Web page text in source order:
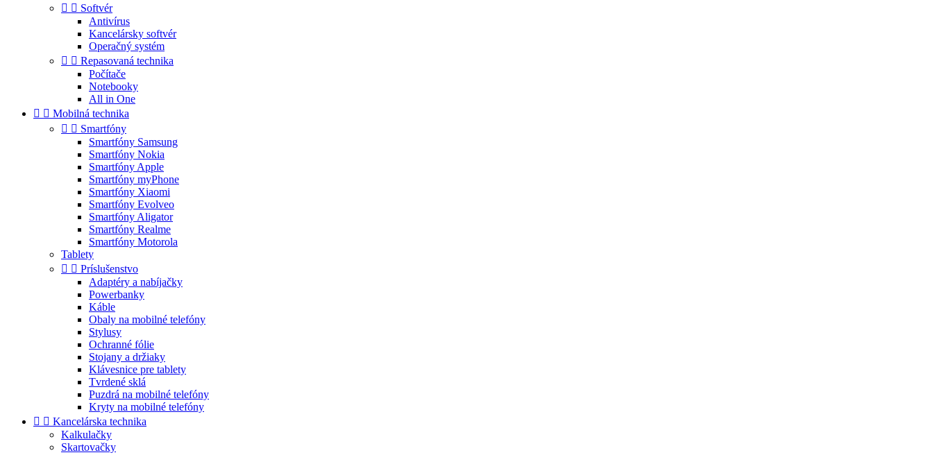
  Softvér
Antivírus
Kancelársky softvér
Operačný systém
  Repasovaná technika
Počítače
Notebooky
All in One
  Mobilná technika
  Smartfóny
Smartfóny Samsung
Smartfóny Nokia
Smartfóny Apple
Smartfóny myPhone
Smartfóny Xiaomi
Smartfóny Evolveo
Smartfóny Aligator
Smartfóny Realme
Smartfóny Motorola
Tablety
  Príslušenstvo
Adaptéry a nabíjačky
Powerbanky
Káble
Obaly na mobilné telefóny
Stylusy
Ochranné fólie
Stojany a držiaky
Klávesnice pre tablety
Tvrdené sklá
Puzdrá na mobilné telefóny
Kryty na mobilné telefóny
  Kancelárska technika
Kalkulačky
Skartovačky